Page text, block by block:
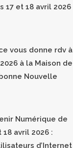
17 et 18 avril 2026
vous donne rdv à
à la Maison de
Nouvelle
Numérique de
18 avril 2026 :
d’Internet